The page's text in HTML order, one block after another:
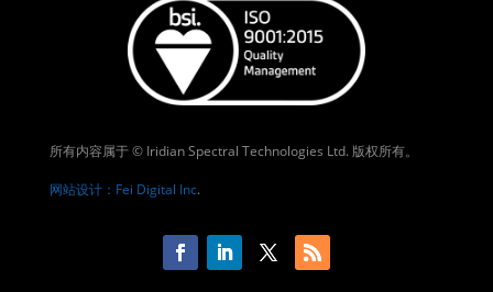
所有内容属于 © Iridian Spectral Technologies Ltd. 版权所有。
网站设计：Fei Digital Inc.